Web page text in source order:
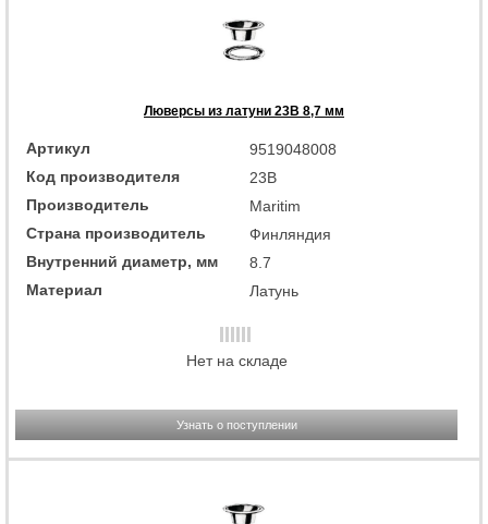
Люверсы из латуни 23B 8,7 мм
Артикул
9519048008
Код производителя
23B
Производитель
Maritim
Страна производитель
Финляндия
Внутренний диаметр, мм
8.7
Материал
Латунь
Нет на складе
Узнать о поступлении